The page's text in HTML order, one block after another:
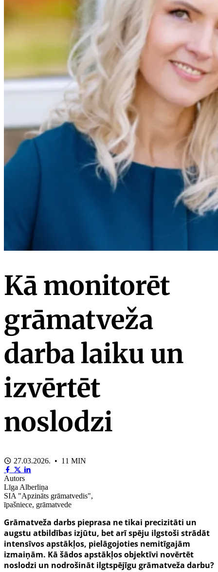
Kā monitorēt
grāmatveža
darba laiku un
izvērtēt
noslodzi
27.03.2026. • 11 MIN
Autors
Līga Alberliņa
SIA "Apzināts grāmatvedis",
īpašniece, grāmatvede
Grāmatveža darbs pieprasa ne tikai precizitāti un
augstu atbildības izjūtu, bet arī spēju ilgstoši strādāt
intensīvos apstākļos, pielāgojoties nemitīgajām
izmaiņām. Kā šādos apstākļos objektīvi novērtēt
noslodzi un nodrošināt ilgtspējīgu grāmatveža darbu?